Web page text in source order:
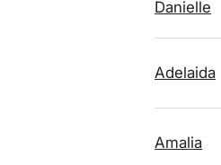
Danielle
Adelaida
Amalia